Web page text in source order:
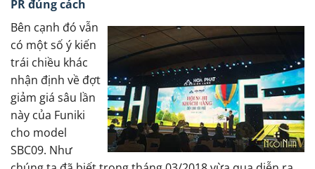
PR đúng cách
Bên cạnh đó vẫn
có một số ý kiến
trái chiều khác
nhận định về đợt
giảm giá sâu lần
này của Funiki
cho model
SBC09. Như